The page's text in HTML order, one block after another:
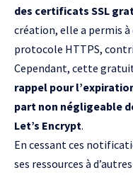
des certificats SSL
création, elle a permis à
protocole HTTPS,
Cependant, cette
rappel pour
part non négligeable
Let’s Encrypt.
En cessant ces
ses ressources à